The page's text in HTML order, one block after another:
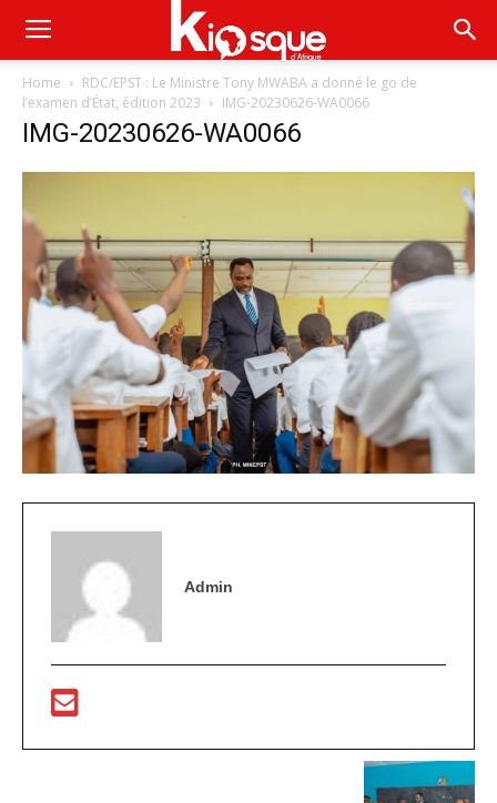
Home
RDC/EPST : Le Ministre Tony MWABA a donné le go de
l’examen d’État, édition 2023
IMG-20230626-WA0066
IMG-20230626-WA0066
Admin